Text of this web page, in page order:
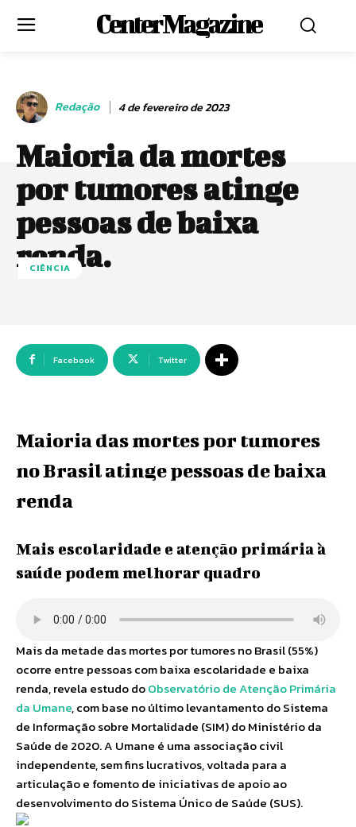
Center Magazine
Redação 4 de fevereiro de 2023
Maioria da mortes
por tumores atinge
pessoas de baixa
renda.
CIÊNCIA
Facebook Twitter
Maioria das mortes por tumores
no Brasil atinge pessoas de baixa
renda
Mais escolaridade e atenção primária à
saúde podem melhorar quadro
Mais da metade das mortes por tumores no Brasil (55%)
ocorre entre pessoas com baixa escolaridade e baixa
renda, revela estudo doObservatório de Atenção Primária
da Umane, com base no último levantamento do Sistema
de Informação sobre Mortalidade (SIM) do Ministério da
Saúde de 2020. A Umane é uma associação civil
independente, sem fins lucrativos, voltada para a
articulação e fomento de iniciativas de apoio ao
desenvolvimento do Sistema Único de Saúde (SUS).